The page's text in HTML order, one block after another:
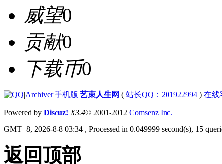
威望0
贡献0
下载币0
|Archiver|手机版|艺束人生网 ( 站长QQ：201922994 ) 在线
Powered by Discuz! X3.4© 2001-2012 Comsenz Inc.
GMT+8, 2026-8-8 03:34 , Processed in 0.049999 second(s), 15
返回顶部